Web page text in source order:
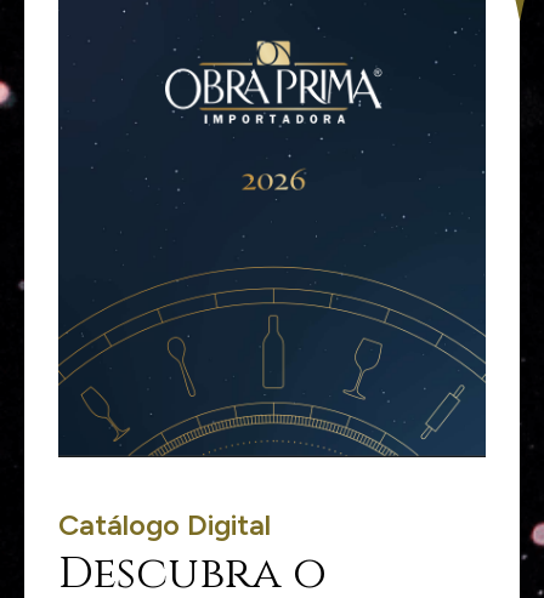
Catálogo Digital
Descubra o